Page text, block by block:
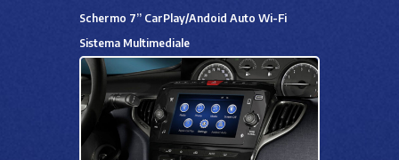
Schermo 7” CarPlay/Andoid Auto Wi-Fi
Sistema Multimediale